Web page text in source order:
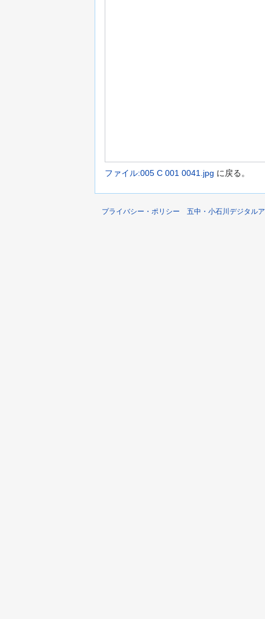
ファイル:005 C 001 0041.jpg に戻る。
プライバシー・ポリシー 五中・小石川デジタル